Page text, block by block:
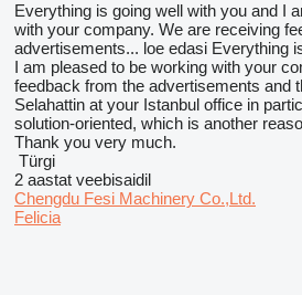
Everything is going well with you and I
with your company. We are receiving
advertisements... loe edasi Everything
I am pleased to be working with your
feedback from the advertisements and
Selahattin at your Istanbul office in
solution-oriented, which is another
Thank you very much.
Türgi
2 aastat veebisaidil
Chengdu Fesi Machinery Co.,Ltd.
Felicia